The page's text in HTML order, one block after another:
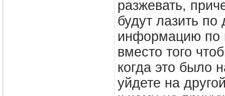
разжевать,
будут лазить
информацию по
вместо того
когда это было
уйдете на